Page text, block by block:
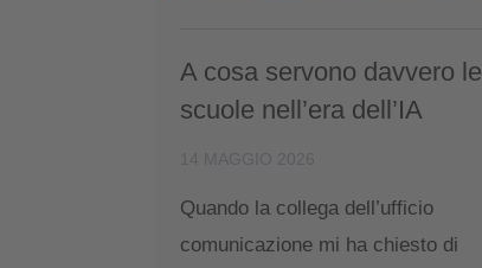
A cosa servono davvero le
scuole nell’era dell’IA
Quando la collega dell’ufficio
comunicazione mi ha chiesto di